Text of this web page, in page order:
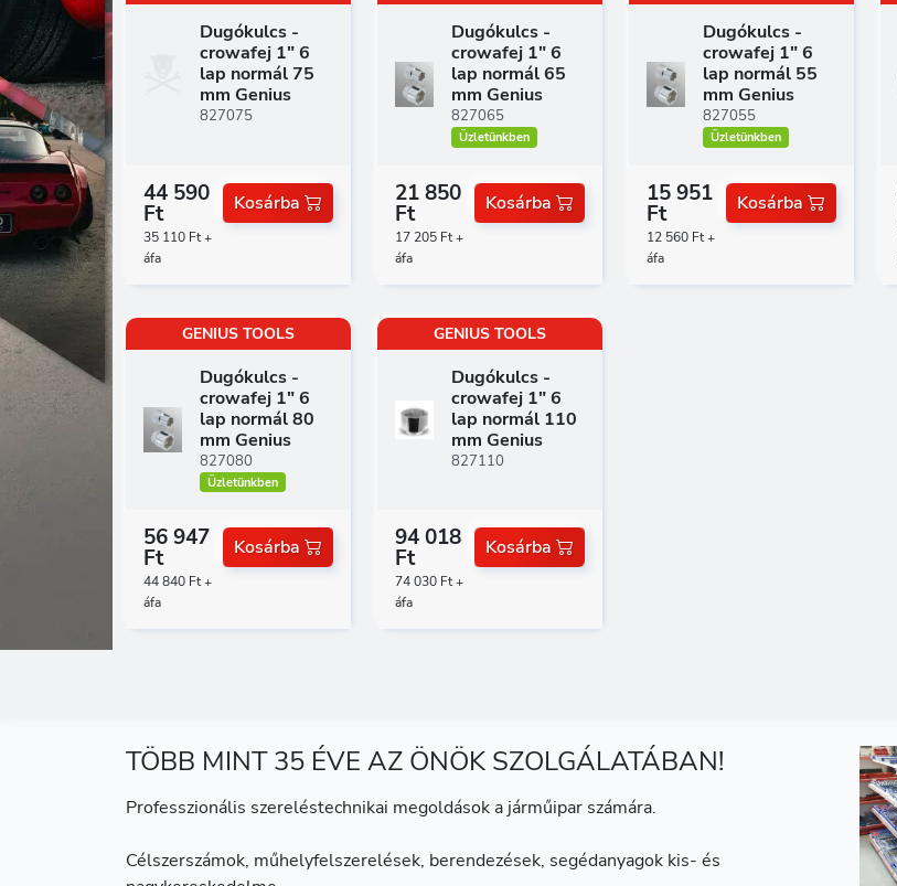
Dugókulcs -
crowafej 1" 6
lap normál 75
mm Genius
827075
44 590
Ft
35 110 Ft +
áfa
Kosárba
Dugókulcs -
crowafej 1" 6
lap normál 65
mm Genius
827065
Üzletünkben
21 850
Ft
17 205 Ft +
áfa
Kosárba
Dugókulcs -
crowafej 1" 6
lap normál 55
mm Genius
827055
Üzletünkben
15 951
Ft
12 560 Ft +
áfa
Kosárba
GENIUS TOOLS
Dugókulcs -
crowafej 1" 6
lap normál 80
mm Genius
827080
Üzletünkben
56 947
Ft
44 840 Ft +
áfa
Kosárba
GENIUS TOOLS
Dugókulcs -
crowafej 1" 6
lap normál 110
mm Genius
827110
94 018
Ft
74 030 Ft +
áfa
Kosárba
TÖBB MINT 35 ÉVE AZ ÖNÖK SZOLGÁLATÁBAN!
Professzionális szereléstechnikai megoldások a járműipar számára.
Célszerszámok, műhelyfelszerelések, berendezések, segédanyagok kis- és